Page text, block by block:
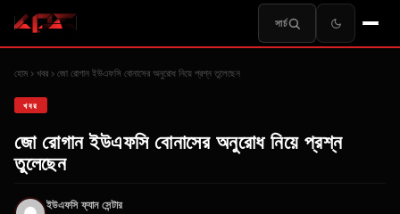
সার্চ
হোম খবর জো রোগান ইউএফসি বোনাসের অনুরোধ নিয়ে প্রশ্ন তুলেছেন
খবর
জো রোগান ইউএফসি বোনাসের অনুরোধ নিয়ে প্রশ্ন
তুলেছেন
ইউএফসি ফ্যান সেন্টার